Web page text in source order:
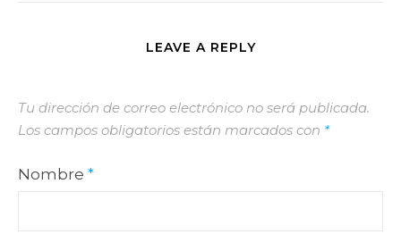
LEAVE A REPLY
Tu dirección de correo electrónico no será publicada.
Los campos obligatorios están marcados con *
Nombre *